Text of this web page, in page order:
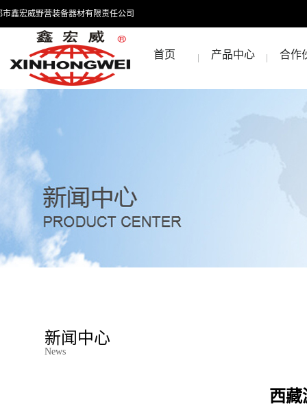
市鑫宏威野营装备器材有限责任公司
首页 产品中心 合作
新闻中心
News
西藏